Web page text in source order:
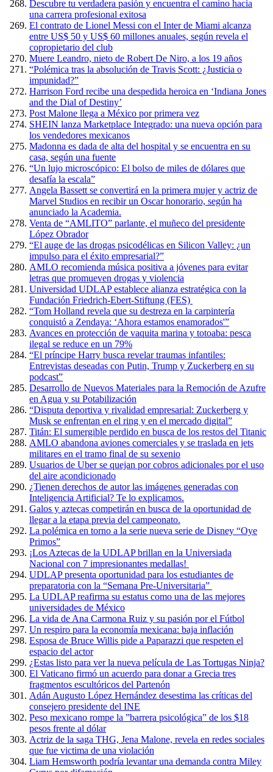
Descubre tu verdadera pasión y encuentra el camino hacia
una carrera profesional exitosa
El contrato de Lionel Messi con el Inter de Miami alcanza
entre US$ 50 y US$ 60 millones anuales, según revela el
copropietario del club
Muere Leandro, nieto de Robert De Niro, a los 19 años
“Polémica tras la absolución de Travis Scott: ¿Justicia o
impunidad?”
Harrison Ford recibe una despedida heroica en ‘Indiana Jones
and the Dial of Destiny’
Post Malone llega a México por primera vez
SHEIN lanza Marketplace Integrado: una nueva opción para
los vendedores mexicanos
Madonna es dada de alta del hospital y se encuentra en su
casa, según una fuente
“Un lujo microscópico: El bolso de miles de dólares que
desafía la escala”
Angela Bassett se convertirá en la primera mujer y actriz de
Marvel Studios en recibir un Oscar honorario, según ha
anunciado la Academia.
Venta de “AMLITO” parlante, el muñeco del presidente
López Obrador
“El auge de las drogas psicodélicas en Silicon Valley: ¿un
impulso para el éxito empresarial?”
AMLO recomienda música positiva a jóvenes para evitar
letras que promueven drogas y violencia
Universidad UDLAP establece alianza estratégica con la
Fundación Friedrich-Ebert-Stiftung (FES)
“Tom Holland revela que su destreza en la carpintería
conquistó a Zendaya: ‘Ahora estamos enamorados'”
Avances en protección de vaquita marina y totoaba: pesca
ilegal se reduce en un 79%
“El príncipe Harry busca revelar traumas infantiles:
Entrevistas deseadas con Putin, Trump y Zuckerberg en su
podcast”
Desarrollo de Nuevos Materiales para la Remoción de Azufre
en Agua y su Potabilización
“Disputa deportiva y rivalidad empresarial: Zuckerberg y
Musk se enfrentan en el ring y en el mercado digital”
Titán: El sumergible perdido en busca de los restos del Titanic
AMLO abandona aviones comerciales y se traslada en jets
militares en el tramo final de su sexenio
Usuarios de Uber se quejan por cobros adicionales por el uso
del aire acondicionado
¿Tienen derechos de autor las imágenes generadas con
Inteligencia Artificial? Te lo explicamos.
Galos y aztecas competirán en busca de la oportunidad de
llegar a la etapa previa del campeonato.
La polémica en torno a la serie nueva serie de Disney “Oye
Primos”
¡Los Aztecas de la UDLAP brillan en la Universiada
Nacional con 7 impresionantes medallas!
UDLAP presenta oportunidad para los estudiantes de
preparatoria con la “Semana Pre-Universitaria”
La UDLAP reafirma su estatus como una de las mejores
universidades de México
La vida de Ana Carmona Ruiz y su pasión por el Fútbol
Un respiro para la economía mexicana: baja inflación
Esposa de Bruce Willis pide a Paparazzi que respeten el
espacio del actor
¿Estas listo para ver la nueva película de Las Tortugas Ninja?
El Vaticano firmó un acuerdo para donar a Grecia tres
fragmentos escultóricos del Partenón
Adán Augusto López Hernández desestima las críticas del
consejero presidente del INE
Peso mexicano rompe la ”barrera psicológica” de los $18
pesos frente al dólar
Actriz de la saga THG, Jena Malone, revela en redes sociales
que fue victima de una violación
Liam Hemsworth podría levantar una demanda contra Miley